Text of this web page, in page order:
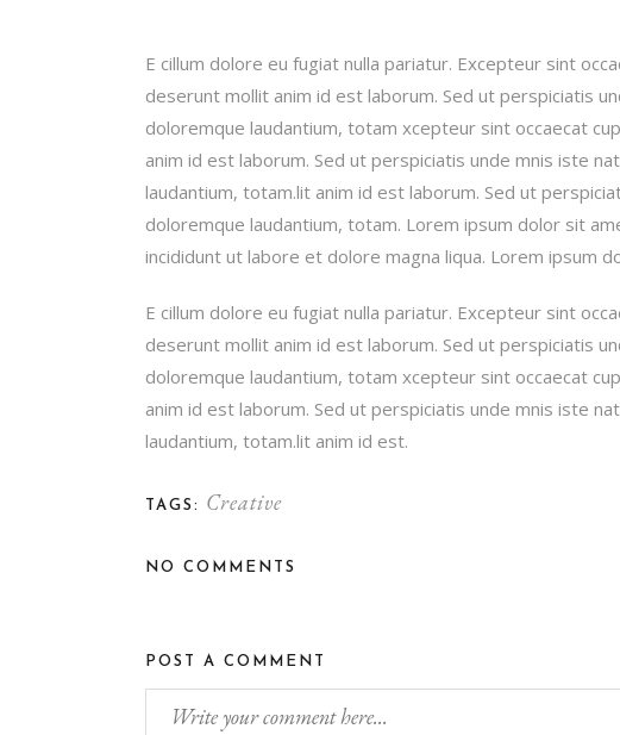
E cillum dolore eu fugiat nulla pariatur. Excepteur sint
deserunt mollit anim id est laborum. Sed ut perspiciatis
doloremque laudantium, totam xcepteur sint occaecat
anim id est laborum. Sed ut perspiciatis unde mnis iste
laudantium, totam.lit anim id est laborum. Sed ut
doloremque laudantium, totam. Lorem ipsum dolor sit
incididunt ut labore et dolore magna liqua. Lorem ipsum
E cillum dolore eu fugiat nulla pariatur. Excepteur sint
deserunt mollit anim id est laborum. Sed ut perspiciatis
doloremque laudantium, totam xcepteur sint occaecat
anim id est laborum. Sed ut perspiciatis unde mnis iste
laudantium, totam.lit anim id est.
TAGS: Creative
NO COMMENTS
POST A COMMENT